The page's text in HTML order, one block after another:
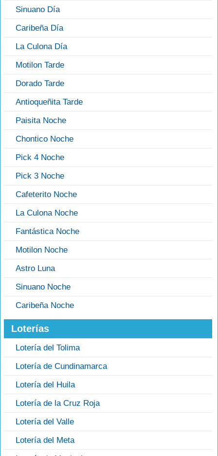
Sinuano Día
Caribeña Día
La Culona Día
Motilon Tarde
Dorado Tarde
Antioqueñita Tarde
Paisita Noche
Chontico Noche
Pick 4 Noche
Pick 3 Noche
Cafeterito Noche
La Culona Noche
Fantástica Noche
Motilon Noche
Astro Luna
Sinuano Noche
Caribeña Noche
Loterías
Lotería del Tolima
Lotería de Cundinamarca
Lotería del Huila
Lotería de la Cruz Roja
Lotería del Valle
Lotería del Meta